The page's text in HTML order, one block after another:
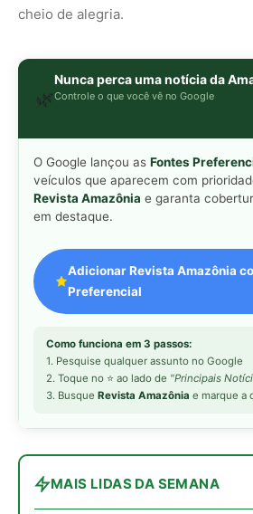
cheio de alegria.
🌿
Nunca perca uma notícia da
Controle o que você vê no Google
O Google lançou as Fontes
veículos que aparecem com
Revista Amazônia e garanta
em destaque.
Adicionar Revista Amazônia
Preferencial
Como funciona em 3 passos:
1. Pesquise qualquer assunto no Google
2. Toque no ⭐ ao lado de "Principais
3. Busque Revista Amazônia e marque a
MAIS LIDAS DA SEMANA